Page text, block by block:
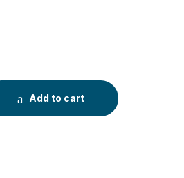
P40 Lite E / Y7p, Silicon
Add to cart